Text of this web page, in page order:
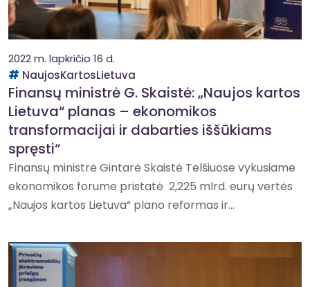
2022 m. lapkričio 16 d.
NaujosKartosLietuva
Finansų ministrė G. Skaistė: „Naujos kartos
Lietuva“ planas – ekonomikos
transformacijai ir dabarties iššūkiams
spręsti“
Finansų ministrė Gintarė Skaistė Telšiuose vykusiame
ekonomikos forume pristatė 2,225 mlrd. eurų vertės
„Naujos kartos Lietuva“ plano reformas ir...